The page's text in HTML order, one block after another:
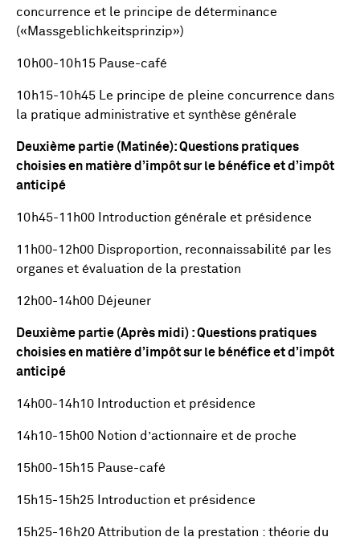
concurrence et le principe de déterminance
(«Massgeblichkeitsprinzip»)
10h00-10h15 Pause-café
10h15-10h45 Le principe de pleine concurrence dans
la pratique administrative et synthèse générale
Deuxième partie (Matinée): Questions pratiques
choisies en matière d’impôt sur le bénéfice et d’impôt
anticipé
10h45-11h00 Introduction générale et présidence
11h00-12h00 Disproportion, reconnaissabilité par les
organes et évaluation de la prestation
12h00-14h00 Déjeuner
Deuxième partie (Après midi) : Questions pratiques
choisies en matière d’impôt sur le bénéfice et d’impôt
anticipé
14h00-14h10 Introduction et présidence
14h10-15h00 Notion d’actionnaire et de proche
15h00-15h15 Pause-café
15h15-15h25 Introduction et présidence
15h25-16h20 Attribution de la prestation : théorie du